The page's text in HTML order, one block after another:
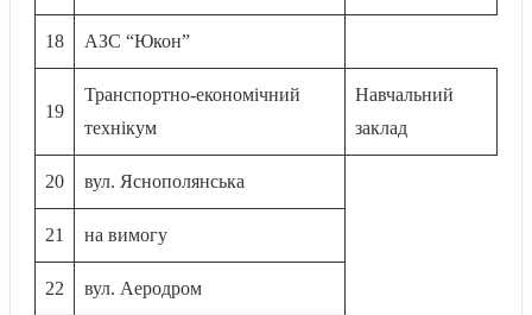
18 АЗС “Юкон”
19
Транспортно-економічний
технікум
Навчальний
заклад
20 вул. Яснополянська
21 на вимогу
22 вул. Аеродром